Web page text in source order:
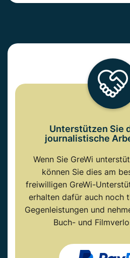
Unterstützen Sie
journalistische
Wenn Sie GreWi
können Sie dies am
freiwilligen GreWi-
erhalten dafür auch noch
Gegenleistungen und
Buch- und